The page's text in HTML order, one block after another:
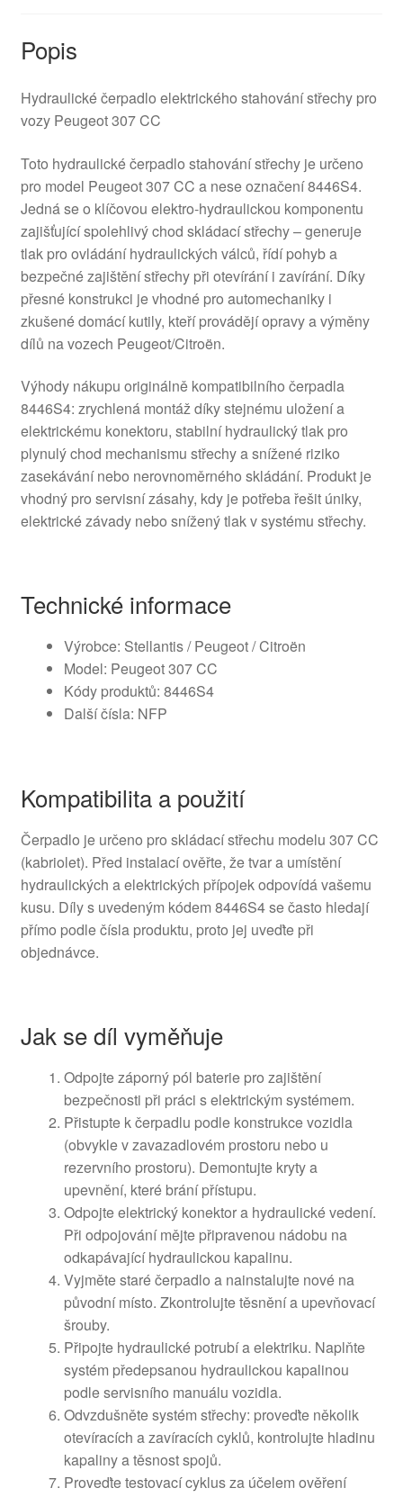
Popis
Hydraulické čerpadlo elektrického stahování střechy pro
vozy Peugeot 307 CC
Toto hydraulické čerpadlo stahování střechy je určeno
pro model Peugeot 307 CC a nese označení 8446S4.
Jedná se o klíčovou elektro-hydraulickou komponentu
zajišťující spolehlivý chod skládací střechy – generuje
tlak pro ovládání hydraulických válců, řídí pohyb a
bezpečné zajištění střechy při otevírání i zavírání. Díky
přesné konstrukci je vhodné pro automechaniky i
zkušené domácí kutily, kteří provádějí opravy a výměny
dílů na vozech Peugeot/Citroën.
Výhody nákupu originálně kompatibilního čerpadla
8446S4: zrychlená montáž díky stejnému uložení a
elektrickému konektoru, stabilní hydraulický tlak pro
plynulý chod mechanismu střechy a snížené riziko
zasekávání nebo nerovnoměrného skládání. Produkt je
vhodný pro servisní zásahy, kdy je potřeba řešit úniky,
elektrické závady nebo snížený tlak v systému střechy.
Technické informace
Výrobce: Stellantis / Peugeot / Citroën
Model: Peugeot 307 CC
Kódy produktů: 8446S4
Další čísla: NFP
Kompatibilita a použití
Čerpadlo je určeno pro skládací střechu modelu 307 CC
(kabriolet). Před instalací ověřte, že tvar a umístění
hydraulických a elektrických přípojek odpovídá vašemu
kusu. Díly s uvedeným kódem 8446S4 se často hledají
přímo podle čísla produktu, proto jej uveďte při
objednávce.
Jak se díl vyměňuje
Odpojte záporný pól baterie pro zajištění
bezpečnosti při práci s elektrickým systémem.
Přistupte k čerpadlu podle konstrukce vozidla
(obvykle v zavazadlovém prostoru nebo u
rezervního prostoru). Demontujte kryty a
upevnění, které brání přístupu.
Odpojte elektrický konektor a hydraulické vedení.
Při odpojování mějte připravenou nádobu na
odkapávající hydraulickou kapalinu.
Vyjměte staré čerpadlo a nainstalujte nové na
původní místo. Zkontrolujte těsnění a upevňovací
šrouby.
Připojte hydraulické potrubí a elektriku. Naplňte
systém předepsanou hydraulickou kapalinou
podle servisního manuálu vozidla.
Odvzdušněte systém střechy: proveďte několik
otevíracích a zavíracích cyklů, kontrolujte hladinu
kapaliny a těsnost spojů.
Proveďte testovací cyklus za účelem ověření